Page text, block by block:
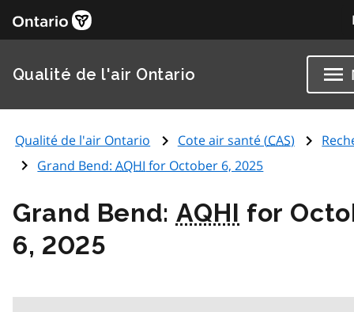
Qualité de l'air Ontario
Qualité de l'air Ontario Cote air santé (CAS)
Grand Bend:AQHI for October 6, 2025
Grand Bend: AQHI for
6, 2025